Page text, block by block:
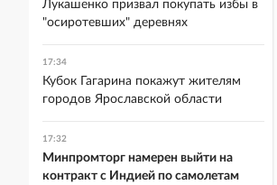
Лукашенко призвал покупать избы в
"осиротевших" деревнях
17:34
Кубок Гагарина покажут жителям
городов Ярославской области
17:32
Минпромторг намерен выйти на
контракт с Индией по самолетам